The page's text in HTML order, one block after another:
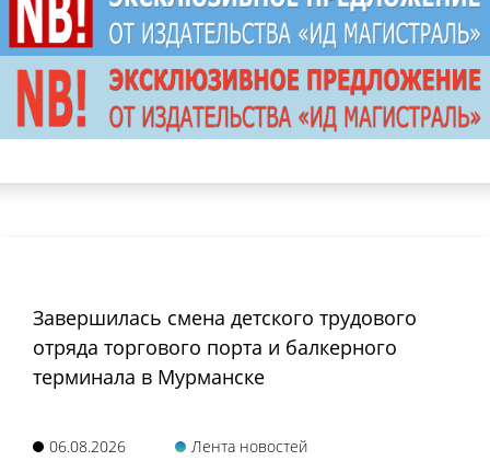
Завершилась смена детского трудового
отряда торгового порта и балкерного
терминала в Мурманске
06.08.2026 Лента новостей